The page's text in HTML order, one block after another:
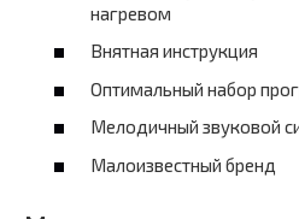
нагревом
Внятная инструкция
Оптимальный набор
Мелодичный звуковой
Малоизвестный бренд